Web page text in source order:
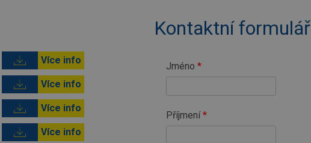
Více info
Více info
Více info
Více info
Kontaktní formulář
Jméno
Příjmení